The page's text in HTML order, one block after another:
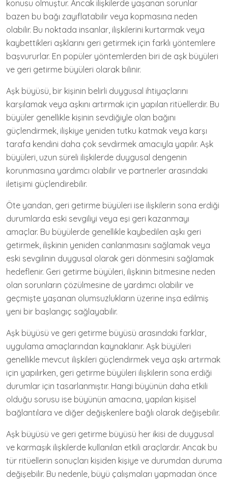
konusu olmuştur. Ancak ilişkilerde yaşanan sorunlar
bazen bu bağı zayıflatabilir veya kopmasına neden
olabilir. Bu noktada insanlar, ilişkilerini kurtarmak veya
kaybettikleri aşklarını geri getirmek için farklı yöntemlere
başvururlar. En popüler yöntemlerden biri de aşk büyüleri
ve geri getirme büyüleri olarak bilinir.
Aşk büyüsü, bir kişinin belirli duygusal ihtiyaçlarını
karşılamak veya aşkını artırmak için yapılan ritüellerdir. Bu
büyüler genellikle kişinin sevdiğiyle olan bağını
güçlendirmek, ilişkiye yeniden tutku katmak veya karşı
tarafa kendini daha çok sevdirmek amacıyla yapılır. Aşk
büyüleri, uzun süreli ilişkilerde duygusal dengenin
korunmasına yardımcı olabilir ve partnerler arasındaki
iletişimi güçlendirebilir.
Öte yandan, geri getirme büyüleri ise ilişkilerin sona erdiği
durumlarda eski sevgiliyi veya eşi geri kazanmayı
amaçlar. Bu büyülerde genellikle kaybedilen aşkı geri
getirmek, ilişkinin yeniden canlanmasını sağlamak veya
eski sevgilinin duygusal olarak geri dönmesini sağlamak
hedeflenir. Geri getirme büyüleri, ilişkinin bitmesine neden
olan sorunların çözülmesine de yardımcı olabilir ve
geçmişte yaşanan olumsuzlukların üzerine inşa edilmiş
yeni bir başlangıç sağlayabilir.
Aşk büyüsü ve geri getirme büyüsü arasındaki farklar,
uygulama amaçlarından kaynaklanır. Aşk büyüleri
genellikle mevcut ilişkileri güçlendirmek veya aşkı artırmak
için yapılırken, geri getirme büyüleri ilişkilerin sona erdiği
durumlar için tasarlanmıştır. Hangi büyünün daha etkili
olduğu sorusu ise büyünün amacına, yapılan kişisel
bağlantılara ve diğer değişkenlere bağlı olarak değişebilir.
Aşk büyüsü ve geri getirme büyüsü her ikisi de duygusal
ve karmaşık ilişkilerde kullanılan etkili araçlardır. Ancak bu
tür ritüellerin sonuçları kişiden kişiye ve durumdan duruma
değişebilir. Bu nedenle, büyü çalışmaları yapmadan önce